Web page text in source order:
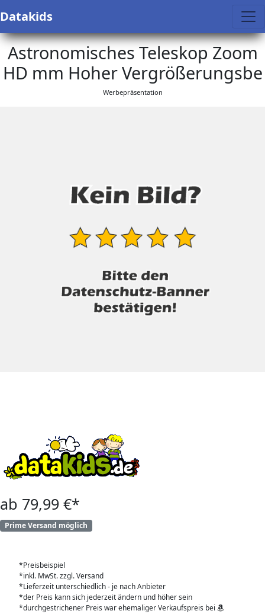
Datakids
Astronomisches Teleskop Zoom
HD mm Hoher Vergrößerungsbe
Werbepräsentation
ab 79,99 €*
Prime Versand möglich
*Preisbeispiel
*inkl. MwSt. zzgl. Versand
*Lieferzeit unterschiedlich - je nach Anbieter
*der Preis kann sich jederzeit ändern und höher sein
*durchgestrichener Preis war ehemaliger Verkaufspreis bei